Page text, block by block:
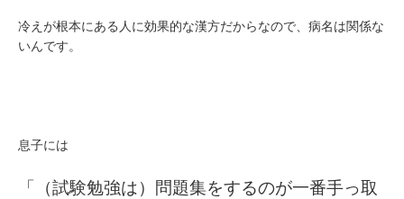
冷えが根本にある人に効果的な漢方だからなので、病名は関係な
いんです。
息子には
「（試験勉強は）問題集をするのが一番手っ取